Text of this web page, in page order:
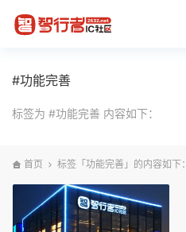
#功能完善
标签为 #功能完善 内容如下：
首页 标签「功能完善」的内容如下：